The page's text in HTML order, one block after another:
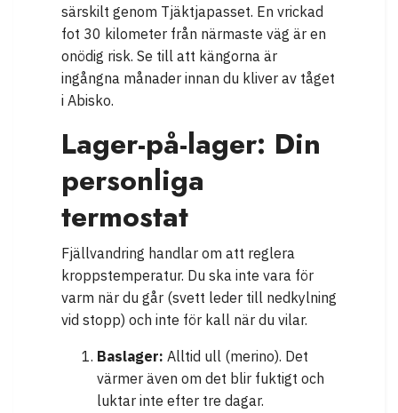
särskilt genom Tjäktjapasset. En vrickad
fot 30 kilometer från närmaste väg är en
onödig risk. Se till att kängorna är
ingångna månader innan du kliver av tåget
i Abisko.
Lager-på-lager: Din
personliga
termostat
Fjällvandring handlar om att reglera
kroppstemperatur. Du ska inte vara för
varm när du går (svett leder till nedkylning
vid stopp) och inte för kall när du vilar.
Baslager: Alltid ull (merino). Det
värmer även om det blir fuktigt och
luktar inte efter tre dagar.